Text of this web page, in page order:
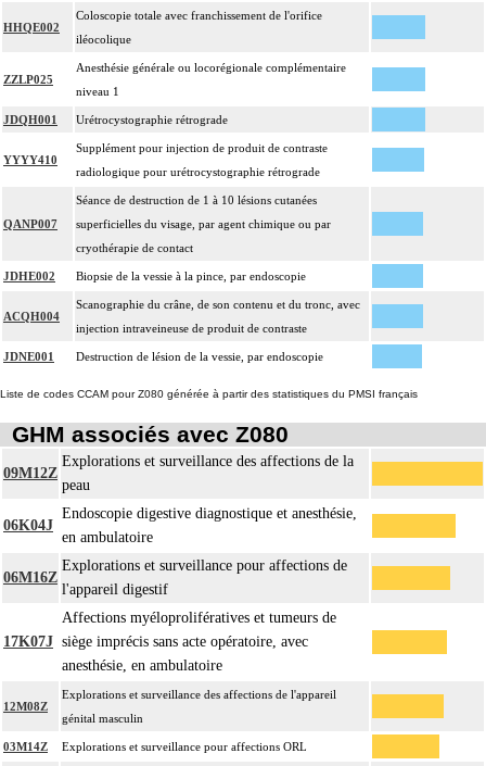
HHQE002
Coloscopie totale avec franchissement de l'orifice
iléocolique
ZZLP025
Anesthésie générale ou locorégionale complémentaire
niveau 1
JDQH001 Urétrocystographie rétrograde
YYYY410
Supplément pour injection de produit de contraste
radiologique pour urétrocystographie rétrograde
QANP007
Séance de destruction de 1 à 10 lésions cutanées
superficielles du visage, par agent chimique ou par
cryothérapie de contact
JDHE002 Biopsie de la vessie à la pince, par endoscopie
ACQH004
Scanographie du crâne, de son contenu et du tronc, avec
injection intraveineuse de produit de contraste
JDNE001 Destruction de lésion de la vessie, par endoscopie
Liste de codes CCAM pour Z080 générée à partir des statistiques du PMSI français
GHM associés avec Z080
09M12Z
Explorations et surveillance des affections de la
peau
06K04J
Endoscopie digestive diagnostique et anesthésie,
en ambulatoire
06M16Z
Explorations et surveillance pour affections de
l'appareil digestif
17K07J
Affections myéloprolifératives et tumeurs de
siège imprécis sans acte opératoire, avec
anesthésie, en ambulatoire
12M08Z
Explorations et surveillance des affections de l'appareil
génital masculin
03M14Z Explorations et surveillance pour affections ORL